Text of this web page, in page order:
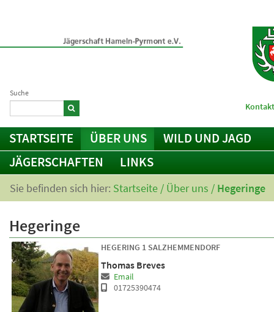
Suche
STARTSEITE ÜBER UNS
WILD UND JAGD
JÄGERSCHAFTEN
LINKS
Sie befinden sich hier: Startseite / Über uns / Hegeringe
Hegeringe
HEGERING 1 SALZHEMMENDORF
Thomas Breves
Email
01725390474